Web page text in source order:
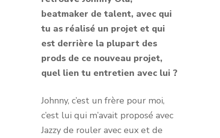
beatmaker de talent, avec qui
tu as réalisé un projet et qui
est derrière la plupart des
prods de ce nouveau projet,
quel lien tu entretien avec lui ?
Johnny, c’est un frère pour moi,
c’est lui qui m’avait proposé avec
Jazzy de rouler avec eux et de